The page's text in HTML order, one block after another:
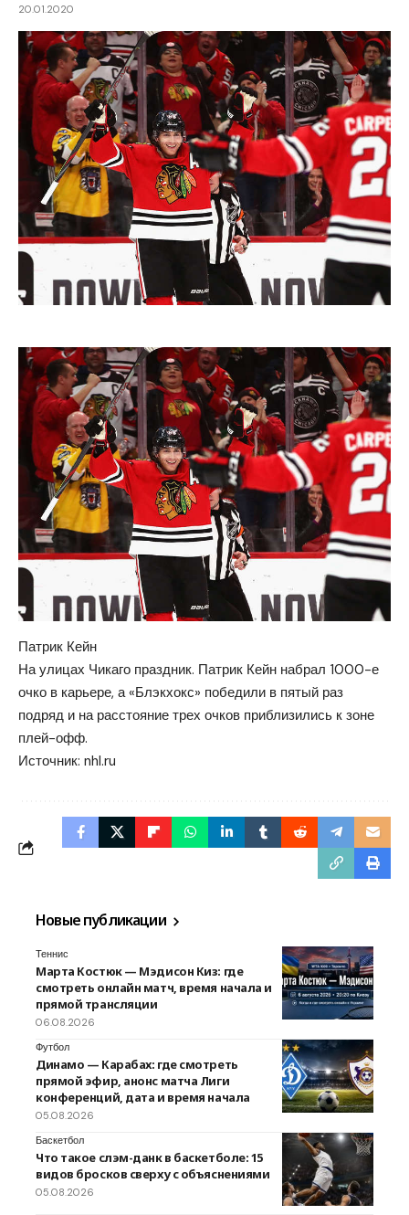
20.01.2020
Патрик Кейн
На улицах Чикаго праздник. Патрик Кейн набрал 1000-е
очко в карьере, а «Блэкхокс» победили в пятый раз
подряд и на расстояние трех очков приблизились к зоне
плей-офф.
Источник: nhl.ru
Новые публикации
Теннис
Марта Костюк — Мэдисон Киз: где
смотреть онлайн матч, время начала и
прямой трансляции
06.08.2026
Футбол
Динамо — Карабах: где смотреть
прямой эфир, анонс матча Лиги
конференций, дата и время начала
05.08.2026
Баскетбол
Что такое слэм-данк в баскетболе: 15
видов бросков сверху с объяснениями
05.08.2026